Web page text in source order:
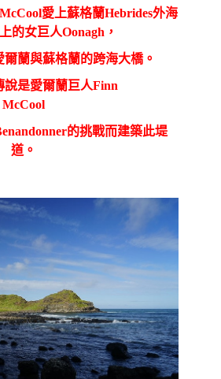
愛上蘇格蘭Hebrides外海
的女巨人Oonagh ，
蘭與蘇格蘭的跨海大橋。
說是愛爾蘭巨人Finn
McCool
的挑戰而建築此堤
道。